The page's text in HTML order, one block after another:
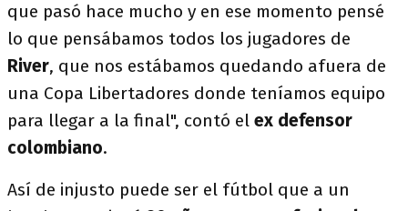
que pasó hace mucho y en ese momento pensé
lo que pensábamos todos los jugadores de
River, que nos estábamos quedando afuera de
una Copa Libertadores donde teníamos equipo
para llegar a la final", contó el ex defensor
colombiano.
Así de injusto puede ser el fútbol que a un